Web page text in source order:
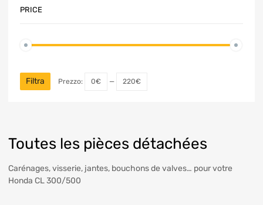
Toutes les pièces détachées
Carénages, visserie, jantes, bouchons de valves… pour votre
Honda CL 300/500
PRICE
Filtra Prezzo: 0€ — 220€